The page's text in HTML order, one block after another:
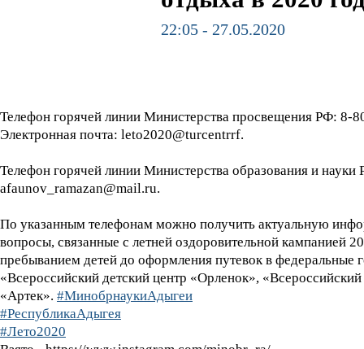
22:05 - 27.05.2020
Телефон горячей линии Министерства просвещения РФ: 8-
Электронная почта: leto2020@turcentrrf.
Телефон горячей линии Министерства образования и
afaunov_ramazan@mail.ru.
По указанным телефонам можно получить актуальную
вопросы, связанные с летней оздоровительной кампанией
пребыванием детей до оформления путевок в
«Всероссийский детский центр «Орленок»,
«Артек». #МинобрнаукиАдыгеи
#РеспубликаАдыгея
#Лето2020